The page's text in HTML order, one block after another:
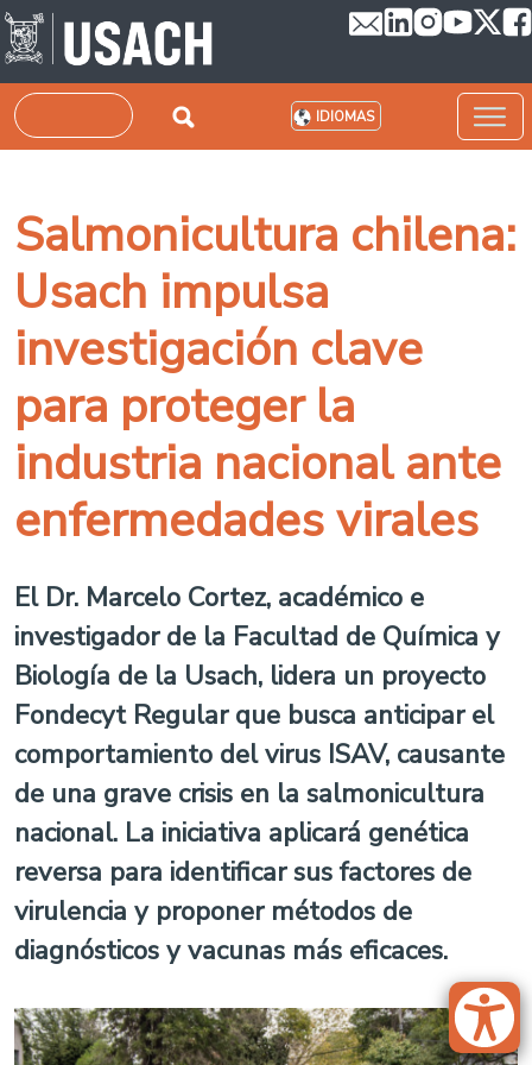
Pasar al contenido principal
Buscar IDIOMAS
Salmonicultura chilena:
Usach impulsa
investigación clave
para proteger la
industria nacional ante
enfermedades virales
El Dr. Marcelo Cortez, académico e
investigador de la Facultad de Química y
Biología de la Usach, lidera un proyecto
Fondecyt Regular que busca anticipar el
comportamiento del virus ISAV, causante
de una grave crisis en la salmonicultura
nacional. La iniciativa aplicará genética
reversa para identificar sus factores de
virulencia y proponer métodos de
diagnósticos y vacunas más eficaces.